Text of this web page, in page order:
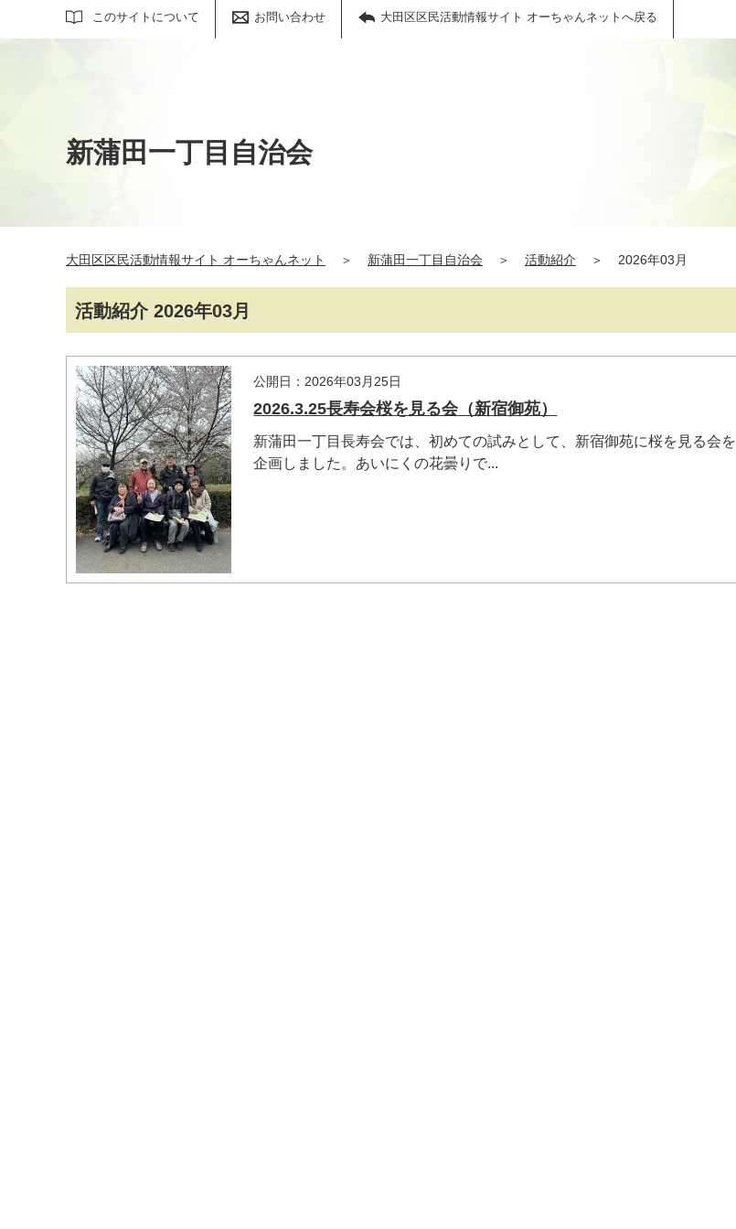
このサイトについて お問い合わせ 大田区区民活動情報サイト オーちゃんネットへ戻る
サイト内検索
新蒲田一丁目自治会
大田区区民活動情報サイト オーちゃんネット ＞ 新蒲田一丁目自治会 ＞ 活動紹介 ＞ 2026年03月
活動紹介 2026年03月
公開日：2026年03月25日
2026.3.25長寿会桜を見る会（新宿御苑）
新蒲田一丁目長寿会では、初めての試みとして、新宿御苑に桜を見る会を
企画しました。あいにくの花曇りで...
マイメディア検索